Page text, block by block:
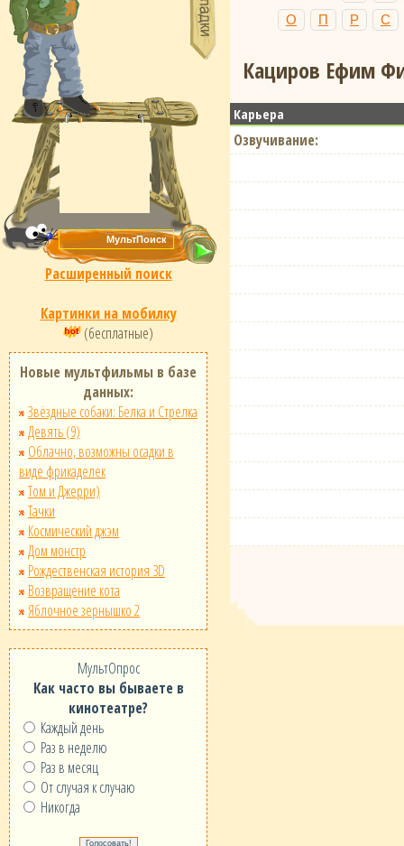
Расширенный поиск
Картинки на мобилку
(бесплатные)
Новые мультфильмы в базе
данных:
Звёздные собаки: Белка и Стрелка
Девять (9)
Облачно, возможны осадки в
виде фрикаделек
Том и Джерри)
Тачки
Космический джэм
Дом монстр
Рождественская история 3D
Возвращение кота
Яблочное зернышко 2
МультОпрос
Как часто вы бываете в
кинотеатре?
Каждый день
Раз в неделю
Раз в месяц
От случая к случаю
Никогда
О
П Р С
Кациров Ефим
Карьера
Озвучивание: